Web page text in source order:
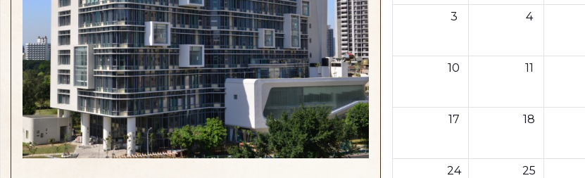
3 4
10 11
17 18
24 25